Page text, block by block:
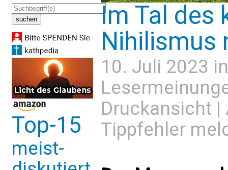
Top-15
meist-
Im Tal des
Nihilismus
10. Juli 2023
Druckansicht |
Tippfehler